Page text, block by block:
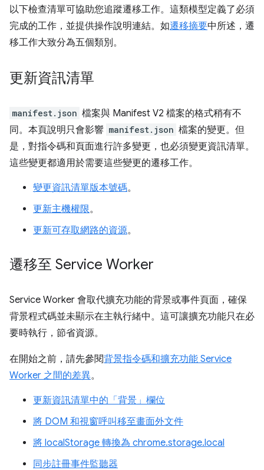
以下檢查清單可協助您追蹤遷移工作。這類模型定義了必須
完成的工作，並提供操作說明連結。如遷移摘要中所述，遷
移工作大致分為五個類別。
更新資訊清單
manifest.json 檔案與 Manifest V2 檔案的格式稍有不
同。本頁說明只會影響 manifest.json 檔案的變更。但
是，對指令碼和頁面進行許多變更，也必須變更資訊清單。
這些變更都適用於需要這些變更的遷移工作。
變更資訊清單版本號碼。
更新主機權限。
更新可存取網路的資源。
遷移至 Service Worker
Service Worker 會取代擴充功能的背景或事件頁面，確保
背景程式碼並未顯示在主執行緒中。這可讓擴充功能只在必
要時執行，節省資源。
在開始之前，請先參閱背景指令碼和擴充功能 Service
Worker 之間的差異。
更新資訊清單中的「背景」欄位
將 DOM 和視窗呼叫移至畫面外文件
將 localStorage 轉換為 chrome.storage.local
同步註冊事件監聽器